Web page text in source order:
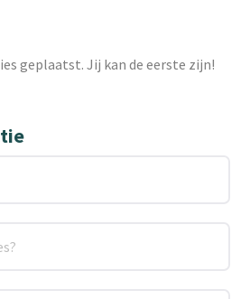
geplaatst. Jij kan de eerste zijn!